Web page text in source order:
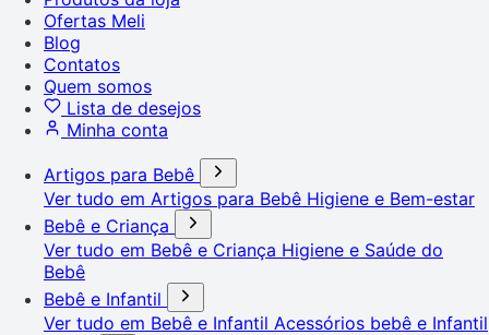
Ofertas Meli
Blog
Contatos
Quem somos
Lista de desejos
Minha conta
Artigos para Bebê
Ver tudo em Artigos para Bebê Higiene e Bem-estar
Bebê e Criança
Ver tudo em Bebê e Criança Higiene e Saúde do
Bebê
Bebê e Infantil
Ver tudo em Bebê e Infantil Acessórios bebê e Infantil